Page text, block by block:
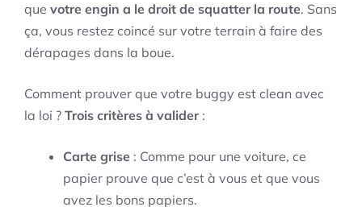
que votre engin a le droit de squatter la route. Sans
ça, vous restez coincé sur votre terrain à faire des
dérapages dans la boue.
Comment prouver que votre buggy est clean avec
la loi ? Trois critères à valider:
Carte grise : Comme pour une voiture, ce
papier prouve que c’est à vous et que vous
avez les bons papiers.